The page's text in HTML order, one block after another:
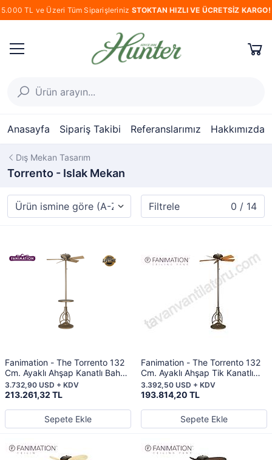
5.000 TL ve Üzeri Tüm Siparişleriniz STOKTAN HIZLI VE ÜCRETSİZ KARGO!
Anasayfa Sipariş Takibi Referanslarımız Hakkımızda
Dış Mekan Tasarım
Torrento - Islak Mekan
Filtrele 0 / 14
Fanimation - The Torrento 132
Cm. Ayaklı Ahşap Kanatlı Bahçe
Vantilatörü
213.261,32 TL
3.732,90 USD + KDV
Sepete Ekle
Fanimation - The Torrento 132
Cm. Ayaklı Ahşap Tik Kanatlı
Bahçe Vantilatörü
193.814,20 TL
3.392,50 USD + KDV
Sepete Ekle